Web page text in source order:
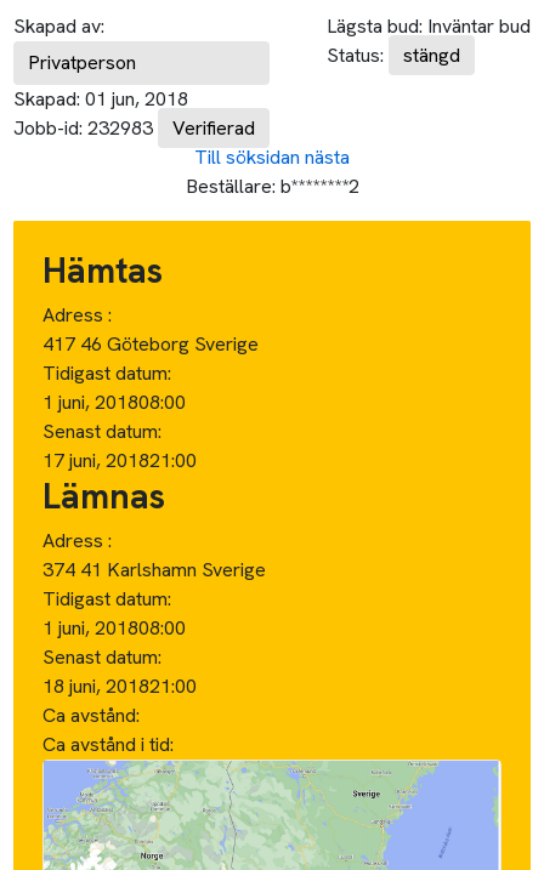
Skapad av:
Privatperson
Skapad: 01 jun, 2018
Jobb-id: 232983 Verifierad
Lägsta bud: Inväntar bud
Status:
stängd
Till söksidan nästa
Beställare: b********2
Hämtas
Adress :
417 46 Göteborg Sverige
Tidigast datum:
1 juni, 201808:00
Senast datum:
17 juni, 201821:00
Lämnas
Adress :
374 41 Karlshamn Sverige
Tidigast datum:
1 juni, 201808:00
Senast datum:
18 juni, 201821:00
Ca avstånd:
Ca avstånd i tid: